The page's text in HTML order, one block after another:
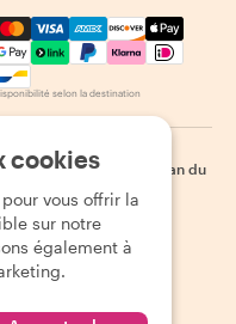
Visa, Amex,
selon la destination
| Cookies
Plan du
cookies
vous offrir la
sur notre
également à